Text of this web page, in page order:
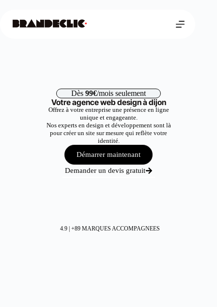
Dès 99€/mois seulement
Votre agence web design à dijon
Offrez à votre entreprise une présence en ligne
unique et engageante.
Nos experts en design et développement sont là
pour créer un site sur mesure qui reflète votre
identité.
Démarrer maintenant
Demander un devis gratuit
4.9 | +89 MARQUES ACCOMPAGNEES